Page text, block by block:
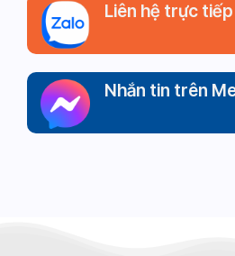
Liên hệ trực
Nhắn tin trên